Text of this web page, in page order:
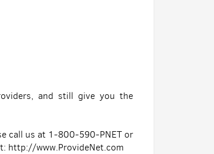
and still give you the
call us at 1-800-590-PNET or
http://www.ProvideNet.com